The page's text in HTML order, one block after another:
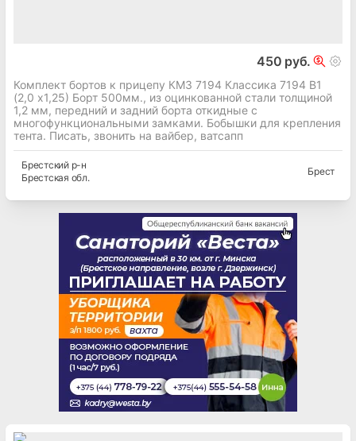
450 руб.
Комплект бортов к прицепу КМЗ 7194 Классика 7194 В1
(2,0 х1,25) Борт 500мм., из оцинкованной стали толщиной
1,2 мм, передний и задний борта откидные с
многофункциональными замками. Бобышки для крепления
тента. Писать, звонить на вайбер, ватсапп
Брестскийр-н
Брестская обл.
Брест